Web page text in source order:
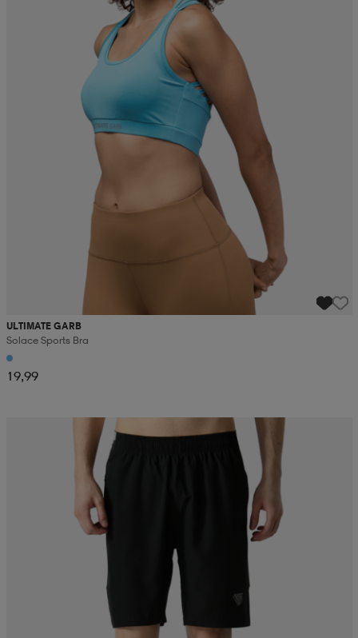
ULTIMATE GARB
Solace Sports Bra
19,99